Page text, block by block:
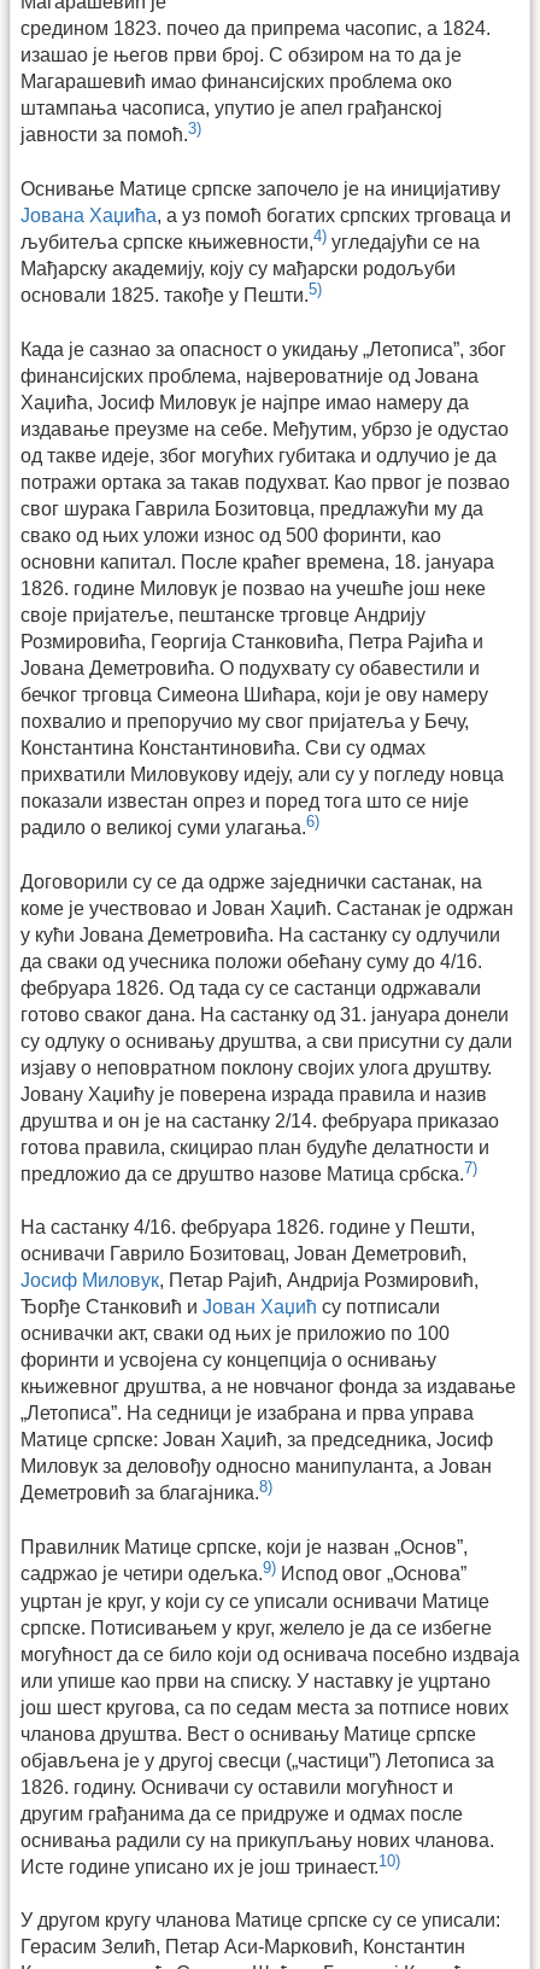
средином 1823. почео да припрема часопис, а 1824.
изашао је његов први број. С обзиром на то да је
Магарашевић имао финансијских проблема око
штампања часописа, упутио је апел грађанској
јавности за помоћ.3)
Оснивање Матице српске започело је на иницијативу
Јована Хаџића, а уз помоћ богатих српских трговаца и
љубитеља српске књижевности,4) угледајући се на
Мађарску академију, коју су мађарски родољуби
основали 1825. такође у Пешти.5)
Када је сазнао за опасност о укидању „Летописа”, због
финансијских проблема, највероватније од Јована
Хаџића, Јосиф Миловук је најпре имао намеру да
издавање преузме на себе. Међутим, убрзо је одустао
од такве идеје, због могућих губитака и одлучио је да
потражи ортака за такав подухват. Као првог је позвао
свог шурака Гаврила Бозитовца, предлажући му да
свако од њих уложи износ од 500 форинти, као
основни капитал. После краћег времена, 18. јануара
1826. године Миловук је позвао на учешће још неке
своје пријатеље, пештанске трговце Андрију
Розмировића, Георгија Станковића, Петра Рајића и
Јована Деметровића. О подухвату су обавестили и
бечког трговца Симеона Шићара, који је ову намеру
похвалио и препоручио му свог пријатеља у Бечу,
Константина Константиновића. Сви су одмах
прихватили Миловукову идеју, али су у погледу новца
показали известан опрез и поред тога што се није
радило о великој суми улагања.6)
Договорили су се да одрже заједнички састанак, на
коме је учествовао и Јован Хаџић. Састанак је одржан
у кући Јована Деметровића. На састанку су одлучили
да сваки од учесника положи обећану суму до 4/16.
фебруара 1826. Од тада су се састанци одржавали
готово сваког дана. На састанку од 31. јануара донели
су одлуку о оснивању друштва, а сви присутни су дали
изјаву о неповратном поклону својих улога друштву.
Јовану Хаџићу је поверена израда правила и назив
друштва и он је на састанку 2/14. фебруара приказао
готова правила, скицирао план будуће делатности и
предложио да се друштво назове Матица србска.7)
На састанку 4/16. фебруара 1826. године у Пешти,
оснивачи Гаврило Бозитовац, Јован Деметровић,
Јосиф Миловук, Петар Рајић, Андрија Розмировић,
Ђорђе Станковић и Јован Хаџић су потписали
оснивачки акт, сваки од њих је приложио по 100
форинти и усвојена су концепција о оснивању
књижевног друштва, а не новчаног фонда за издавање
„Летописа”. На седници је изабрана и прва управа
Матице српске: Јован Хаџић, за председника, Јосиф
Миловук за деловођу односно манипуланта, а Јован
Деметровић за благајника.8)
Правилник Матице српске, који је назван „Основ”,
садржао је четири одељка.9) Испод овог „Основа”
уцртан је круг, у који су се уписали оснивачи Матице
српске. Потисивањем у круг, желело је да се избегне
могућност да се било који од оснивача посебно издваја
или упише као први на списку. У наставку је уцртано
још шест кругова, са по седам места за потписе нових
чланова друштва. Вест о оснивању Матице српске
објављена је у другој свесци („частици”) Летописа за
1826. годину. Оснивачи су оставили могућност и
другим грађанима да се придруже и одмах после
оснивања радили су на прикупљању нових чланова.
Исте године уписано их је још тринаест.10)
У другом кругу чланова Матице српске су се уписали:
Герасим Зелић, Петар Аси-Марковић, Константин